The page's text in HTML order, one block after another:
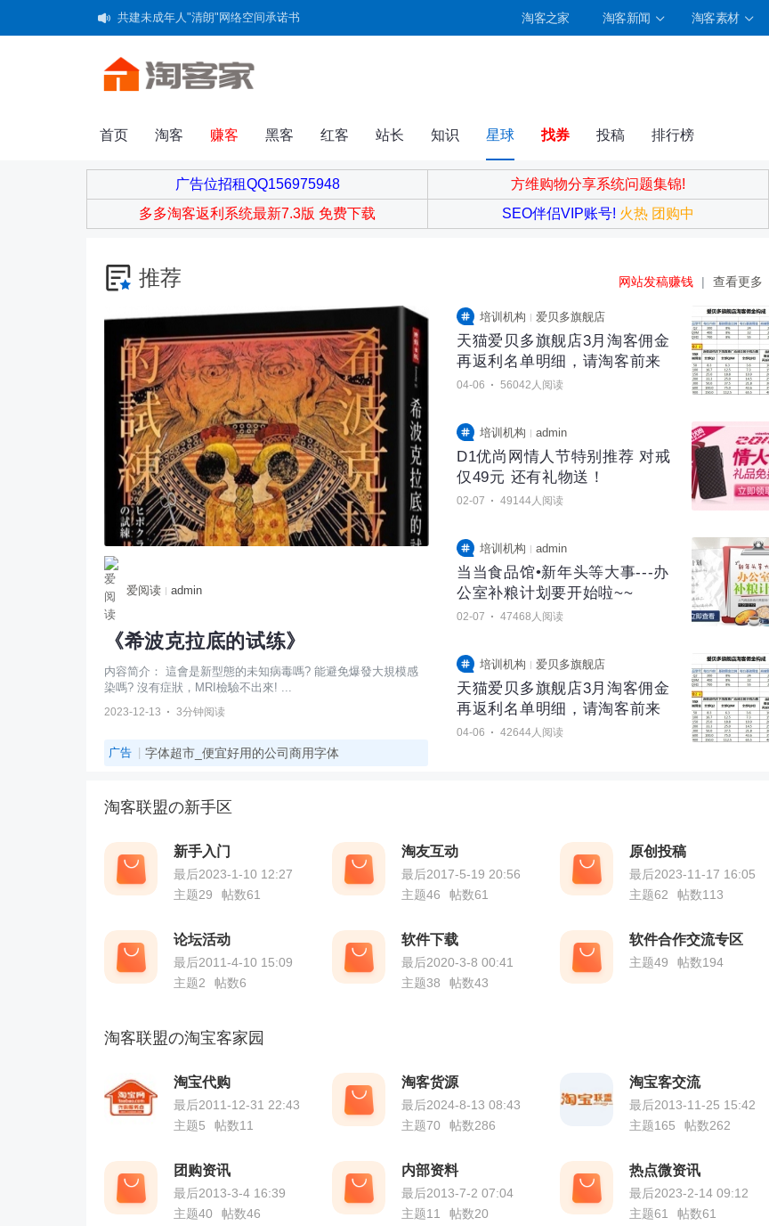
共建未成年人"清朗"网络空间承诺书 淘客之家 淘客新闻 淘客素材
首页 淘客 赚客 黑客 红客 站长 知识 星球 找券 投稿 排行榜
家园 广播 导读 淘帖 分享 记录
广告位招租QQ156975948 方维购物分享系统问题集锦!
多多淘客返利系统最新7.3版 免费下载
SEO伴侣VIP账号! 火热 团购中
推荐 网站发稿赚钱 | 查看更多
爱阅读 admin
《希波克拉底的试练》
内容简介： 這會是新型態的未知病毒嗎? 能避免爆發大規模感
染嗎? 沒有症狀，MRI檢驗不出來! ...
2023-12-13 · 3分钟阅读
广告 字体超市_便宜好用的公司商用字体
培训机构 爱贝多旗舰店
天猫爱贝多旗舰店3月淘客佣金
再返利名单明细，请淘客前来
领取
04-06 · 56042人阅读
培训机构 admin
D1优尚网情人节特别推荐 对戒
仅49元 还有礼物送！
02-07 · 49144人阅读
培训机构 admin
当当食品馆•新年头等大事---办
公室补粮计划要开始啦~~
02-07 · 47468人阅读
培训机构 爱贝多旗舰店
天猫爱贝多旗舰店3月淘客佣金
再返利名单明细，请淘客前来
领取
04-06 · 42644人阅读
淘客联盟の新手区
新手入门
最后2023-1-10 12:27
主题29
帖数61
淘友互动
最后2017-5-19 20:56
主题46
帖数61
原创投稿
最后2023-11-17 16:05
主题62
帖数113
论坛活动
最后2011-4-10 15:09
主题2
帖数6
软件下载
最后2020-3-8 00:41
主题38
帖数43
软件合作交流专区
主题49 帖数194
淘客联盟の淘宝客家园
淘宝代购
最后2011-12-31 22:43
主题5
帖数11
淘客货源
最后2024-8-13 08:43
主题70
帖数286
淘宝客交流
最后2013-11-25 15:42
主题165
帖数262
团购资讯
最后2013-3-4 16:39
主题40
帖数46
内部资料
最后2013-7-2 07:04
主题11
帖数20
热点微资讯
最后2023-2-14 09:12
主题61
帖数61